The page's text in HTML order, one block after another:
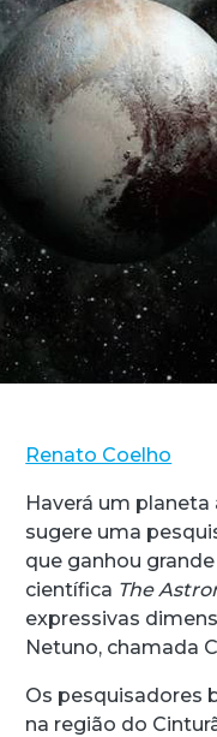
Renato Coelho
Haverá um
sugere uma
que ganhou
científica The
expressivas
Netuno, chamada
Os pesquisadores
na região do